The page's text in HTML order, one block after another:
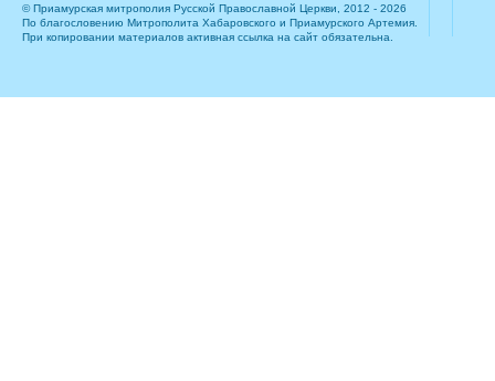
© Приамурская митрополия Русской Православной Церкви, 2012 - 2026
По благословению Митрополита Хабаровского и Приамурского Артемия.
При копировании материалов активная ссылка на сайт обязательна.